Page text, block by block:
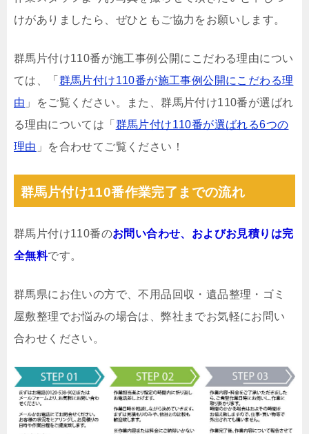
けがありましたら、ぜひともご協力をお願いします。
群馬片付け110番が施工事例公開にこだわる理由につい
ては、「 群馬片付け110番が施工事例公開にこだわる理
由 」をご覧ください。また、群馬片付け110番が選ばれ
る理由については「 群馬片付け110番が選ばれる6つの
理由 」を合わせてご覧ください！
群馬片付け110番作業完了までの流れ
群馬片付け110番のお問い合わせ、およびお見積りは完
全無料です。
群馬県にお住いの方で、不用品回収・遺品整理・ゴミ
屋敷整理でお悩みの場合は、弊社までお気軽にお問い
合わせください。